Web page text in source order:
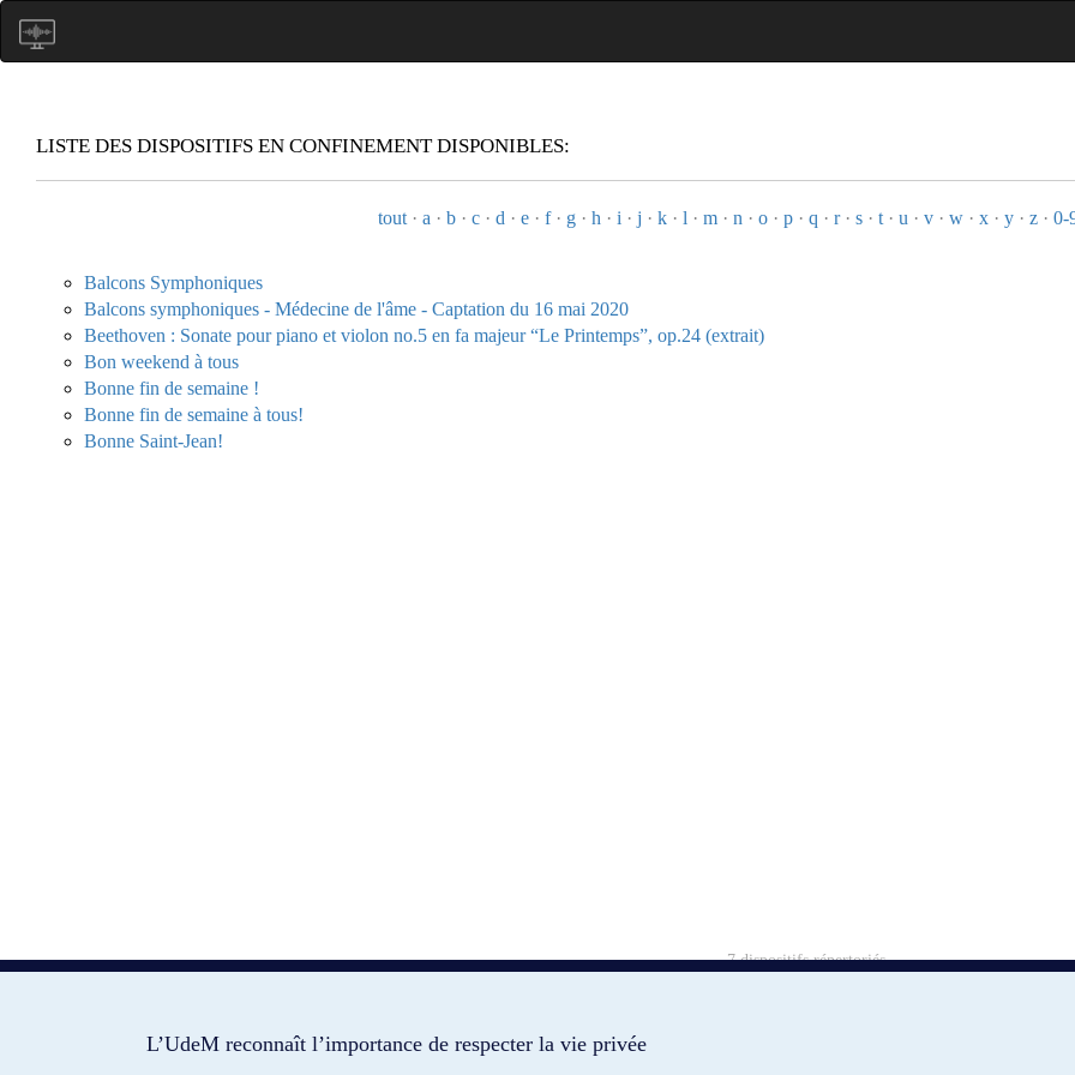
LISTE DES DISPOSITIFS EN CONFINEMENT DISPONIBLES:
tout· a · b· c· d · e· f· g· h · i · j · k· l · m· n · o· p· q · r· s· t· u · v· w· x· y· z· 0-
Balcons Symphoniques
Balcons symphoniques - Médecine de l'âme - Captation du 16 mai 2020
Beethoven : Sonate pour piano et violon no.5 en fa majeur “Le Printemps”, op.24 (extrait)
Bon weekend à tous
Bonne fin de semaine !
Bonne fin de semaine à tous!
Bonne Saint-Jean!
7 dispositifs répertoriés
L’UdeM reconnaît l’importance de respecter la vie privée